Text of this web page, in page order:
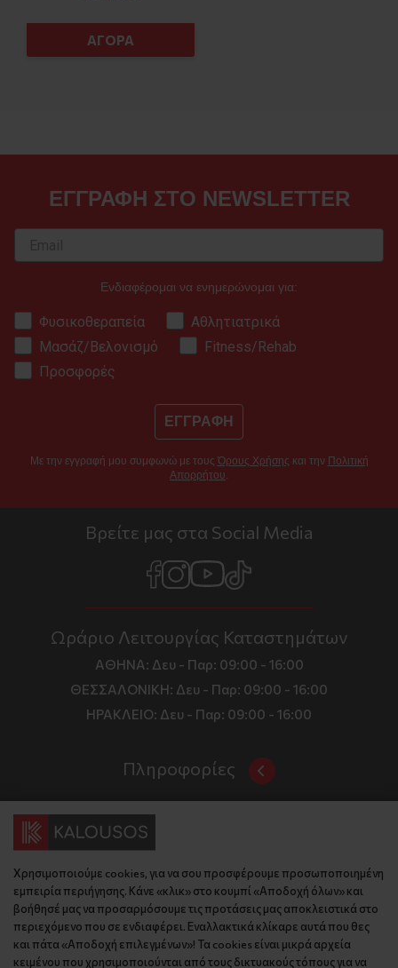
ΑΓΟΡΑ
ΕΓΓΡΑΦΗ ΣΤΟ NEWSLETTER
Ενδιαφέρομαι να ενημερώνομαι για:
Φυσικοθεραπεία
Αθλητιατρικά
Μασάζ/Βελονισμό
Fitness/Rehab
Προσφορές
ΕΓΓΡΑΦΗ
Με την εγγραφή μου συμφωνώ με τους Όρους Χρήσης και την Πολιτική
Απορρήτου.
Βρείτε μας στα Social Media
Ωράριο Λειτουργίας Καταστημάτων
ΑΘΗΝΑ: Δευ - Παρ: 09:00 - 16:00
ΘΕΣΣΑΛΟΝΙΚΗ: Δευ - Παρ: 09:00 - 16:00
ΗΡΑΚΛΕΙΟ: Δευ - Παρ: 09:00 - 16:00
Πληροφορίες
Όροι και Προϋποθέσεις
Τιμές, Τρόποι Αποστολής και Πληρωμής
Πολιτική Απορρήτου
Κώδικας Δεοντολογίας
Εταιρικό Προφίλ
KLoop - Loyalty Program
Become a Brand Ambassador
Επικοινωνία
Διεύθυνση
Έδρα: Γράμμου 29, 18345 , Μοσχάτο Αττική
Θεσ/νίκη: Λυσάνδρου 8, 54642, Θεσσαλονίκη
Κρήτη: Θερίσου 52, 71305, Ηράκλειο
Βρείτε μας στον χάρτη
Τηλέφωνο:
Χρησιμοποιούμε cookies, για να σου προσφέρουμε προσωποποιημένη
εμπειρία περιήγησης. Κάνε «κλικ» στο κουμπί «Αποδοχή όλων» και
βοήθησέ μας να προσαρμόσουμε τις προτάσεις μας αποκλειστικά στο
περιεχόμενο που σε ενδιαφέρει. Εναλλακτικά κλίκαρε αυτά που θες
και πάτα «Αποδοχή επιλεγμένων»! Τα cookies είναι μικρά αρχεία
κειμένου που χρησιμοποιούνται από τους δικτυακούς τόπους για να